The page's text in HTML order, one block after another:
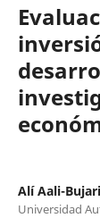
Alí Aali-Bujari
Universidad